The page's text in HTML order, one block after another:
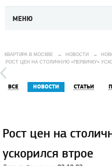
МЕНЮ
КВАРТИРА В МОСКВЕ → НОВОСТИ →
РОСТ ЦЕН НА СТОЛИЧНУЮ «ПЕРВИЧКУ»
ВСЕ НОВОСТИ СТАТЬИ
Рост цен на
ускорился втрое